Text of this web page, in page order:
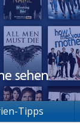
Tipps